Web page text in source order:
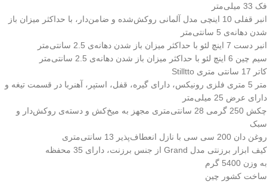
فک 33 میلی‌متر
انبر قفلی 10 اینچی مدل آلمانی روکش‌شده‌ و ضامن‌دار، با حداکثر میزان باز
شدن دهانه‌ی 5 سانتی‌متر
انبر دست 7 اینچ لئو
با حداکثر میزان باز شدن دهانه‌ی 2.5 سانتی‌متر
سیم چین 6 اینچ لئو با حداکثر میزان باز شدن دهانه‌ی 2.5 سانتی‌متر
کاتر 17 سانتی متری Stilltto
متر 5 متری فلزی رونیکس، دارای گیره، قفل، استپر، آهنربا در قسمت تیغه و
دارای عرض 25 میلی‌متر
چکش 250 گرمی
28 سانتی‌متری مجهز به میخ‌کش و دسته‌ی روکش‌دار و
سبک
روغن دان 200 سی سی با نازل انعطاف‌پذیر 13 سانتی‌متری
کیف ابزار برزنتی مدل Grand از جنس برزنت، دارای 35 محفظه
به وزن 5400 گرم
ساخت کشور چین